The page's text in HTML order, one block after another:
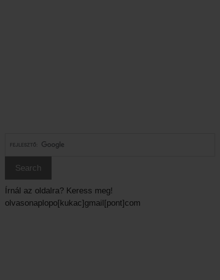
Írnál az oldalra? Keress meg!
olvasonaplopo[kukac]gmail[pont]com